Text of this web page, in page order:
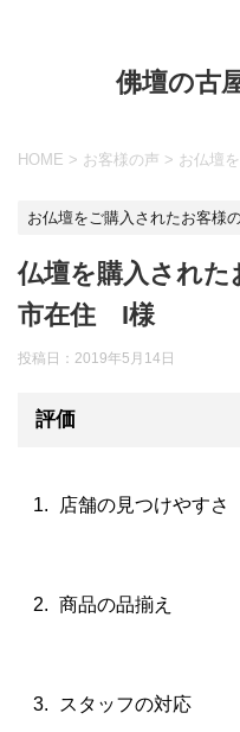
佛壇の古
HOME > お客様の声 > お仏壇
お仏壇をご購入されたお客様
仏壇を購入された
市在住 I様
投稿日： 2019年5月14日
評価
店舗の見つけやすさ
商品の品揃え
スタッフの対応